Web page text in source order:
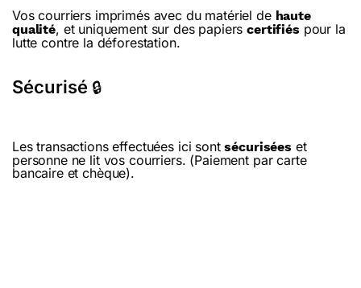
Vos courriers imprimés avec du matériel de haute
qualité, et uniquement sur des papierscertifiés pour la
lutte contre la déforestation.
Sécurisé 🔒
Les transactions effectuées ici sontsécurisées et
personne ne lit vos courriers. (Paiement par carte
bancaire et chèque).